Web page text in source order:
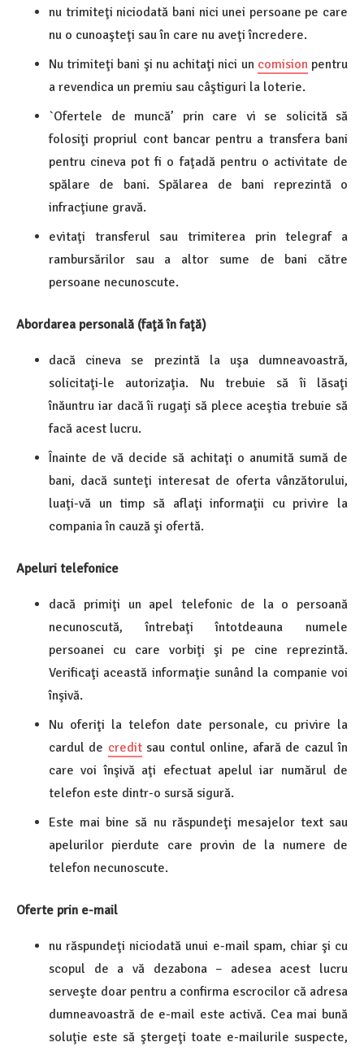
nu trimiteţi niciodată bani nici unei persoane pe care
nu o cunoaşteţi sau în care nu aveţi încredere.
Nu trimiteţi bani şi nu achitaţi nici un comision pentru
a revendica un premiu sau câştiguri la loterie.
`Ofertele de muncă’ prin care vi se solicită să
folosiţi propriul cont bancar pentru a transfera bani
pentru cineva pot fi o faţadă pentru o activitate de
spălare de bani. Spălarea de bani reprezintă o
infracţiune gravă.
evitaţi transferul sau trimiterea prin telegraf a
rambursărilor sau a altor sume de bani către
persoane necunoscute.
Abordarea personală (faţă în faţă)
dacă cineva se prezintă la uşa dumneavoastră,
solicitaţi-le autorizaţia. Nu trebuie să îi lăsaţi
înăuntru iar dacă îi rugaţi să plece aceştia trebuie să
facă acest lucru.
Înainte de vă decide să achitaţi o anumită sumă de
bani, dacă sunteţi interesat de oferta vânzătorului,
luaţi-vă un timp să aflaţi informaţii cu privire la
compania în cauză şi ofertă.
Apeluri telefonice
dacă primiţi un apel telefonic de la o persoană
necunoscută, întrebaţi întotdeauna numele
persoanei cu care vorbiţi şi pe cine reprezintă.
Verificaţi această informaţie sunând la companie voi
înşivă.
Nu oferiţi la telefon date personale, cu privire la
cardul de creditsau contul online, afară de cazul în
care voi înşivă aţi efectuat apelul iar numărul de
telefon este dintr-o sursă sigură.
Este mai bine să nu răspundeţi mesajelor text sau
apelurilor pierdute care provin de la numere de
telefon necunoscute.
Oferte prin e-mail
nu răspundeţi niciodată unui e-mail spam, chiar şi cu
scopul de a vă dezabona – adesea acest lucru
serveşte doar pentru a confirma escrocilor că adresa
dumneavoastră de e-mail este activă. Cea mai bună
soluţie este să ştergeţi toate e-mailurile suspecte,